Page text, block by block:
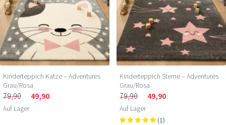
Kinderteppich Katze – Adventures
Grau/Rosa
79,90 49,90
Auf Lager
Kinderteppich Sterne – Adventures
Grau/Rosa
79,90 49,90
Auf Lager
(1)